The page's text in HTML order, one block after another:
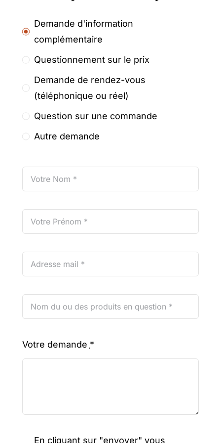
Demande d'information
complémentaire
Questionnement sur le prix
Demande de rendez-vous
(téléphonique ou réel)
Question sur une commande
Autre demande
Votre demande *
En cliquant sur "envoyer" vous